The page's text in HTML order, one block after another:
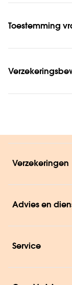
Toestemming
Verzekeringen
Advies en
Service